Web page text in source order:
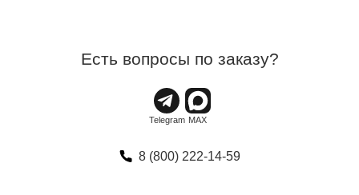
Есть вопросы по заказу?
8 (800) 222-14-59